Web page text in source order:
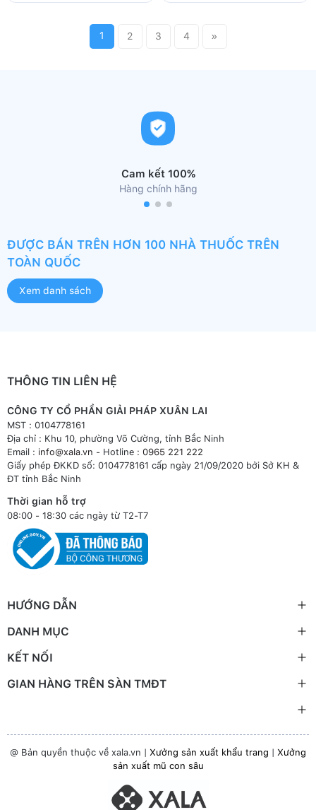
1 2 3 4 »
Cam kết 100%
Hàng chính hãng
ĐƯỢC BÁN TRÊN HƠN 100 NHÀ THUỐC TRÊN
TOÀN QUỐC
Xem danh sách
THÔNG TIN LIÊN HỆ
CÔNG TY CỔ PHẦN GIẢI PHÁP XUÂN LAI
MST : 0104778161
Địa chỉ : Khu 10, phường Võ Cường, tỉnh Bắc Ninh
Email : info@xala.vn - Hotline : 0965 221 222
Giấy phép ĐKKD số: 0104778161 cấp ngày 21/09/2020 bởi Sở KH &
ĐT tỉnh Bắc Ninh
Thời gian hỗ trợ
08:00 - 18:30 các ngày từ T2-T7
HƯỚNG DẪN
DANH MỤC
KẾT NỐI
GIAN HÀNG TRÊN SÀN TMĐT
@ Bản quyền thuộc về xala.vn | Xưởng sản xuất khẩu trang | Xưởng
sản xuất mũ con sâu